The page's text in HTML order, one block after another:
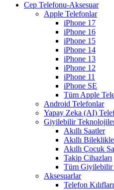
Cep Telefonu-Aksesuar
Apple Telefonlar
iPhone 17
iPhone 16
iPhone 15
iPhone 14
iPhone 13
iPhone 12
iPhone 11
iPhone SE
Tüm Apple
Android Telefonlar
Yapay Zeka (AI)
Giyilebilir
Akıllı Saatler
Akıllı
Akıllı Çocuk
Takip Cihazları
Tüm Giyilebilir
Aksesuarlar
Telefon Kılıfları